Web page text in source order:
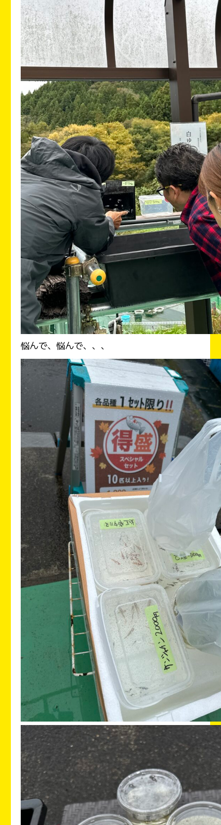
悩んで、悩んで、、、